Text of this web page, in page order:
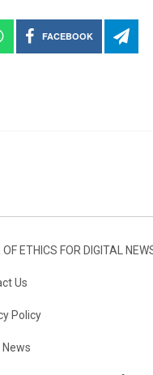
FACEBOOK
OF ETHICS FOR DIGITAL
Us
Policy